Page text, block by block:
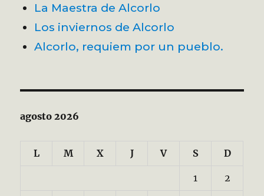
La Maestra de Alcorlo
Los inviernos de Alcorlo
Alcorlo, requiem por un pueblo.
agosto 2026
L M X J V S D
1 2